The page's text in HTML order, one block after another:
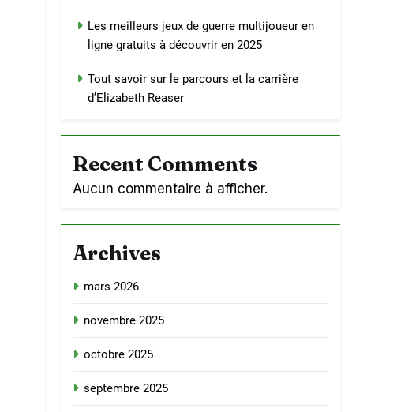
Les meilleurs jeux de guerre multijoueur en
ligne gratuits à découvrir en 2025
Tout savoir sur le parcours et la carrière
d’Elizabeth Reaser
Recent Comments
Aucun commentaire à afficher.
Archives
mars 2026
novembre 2025
octobre 2025
septembre 2025